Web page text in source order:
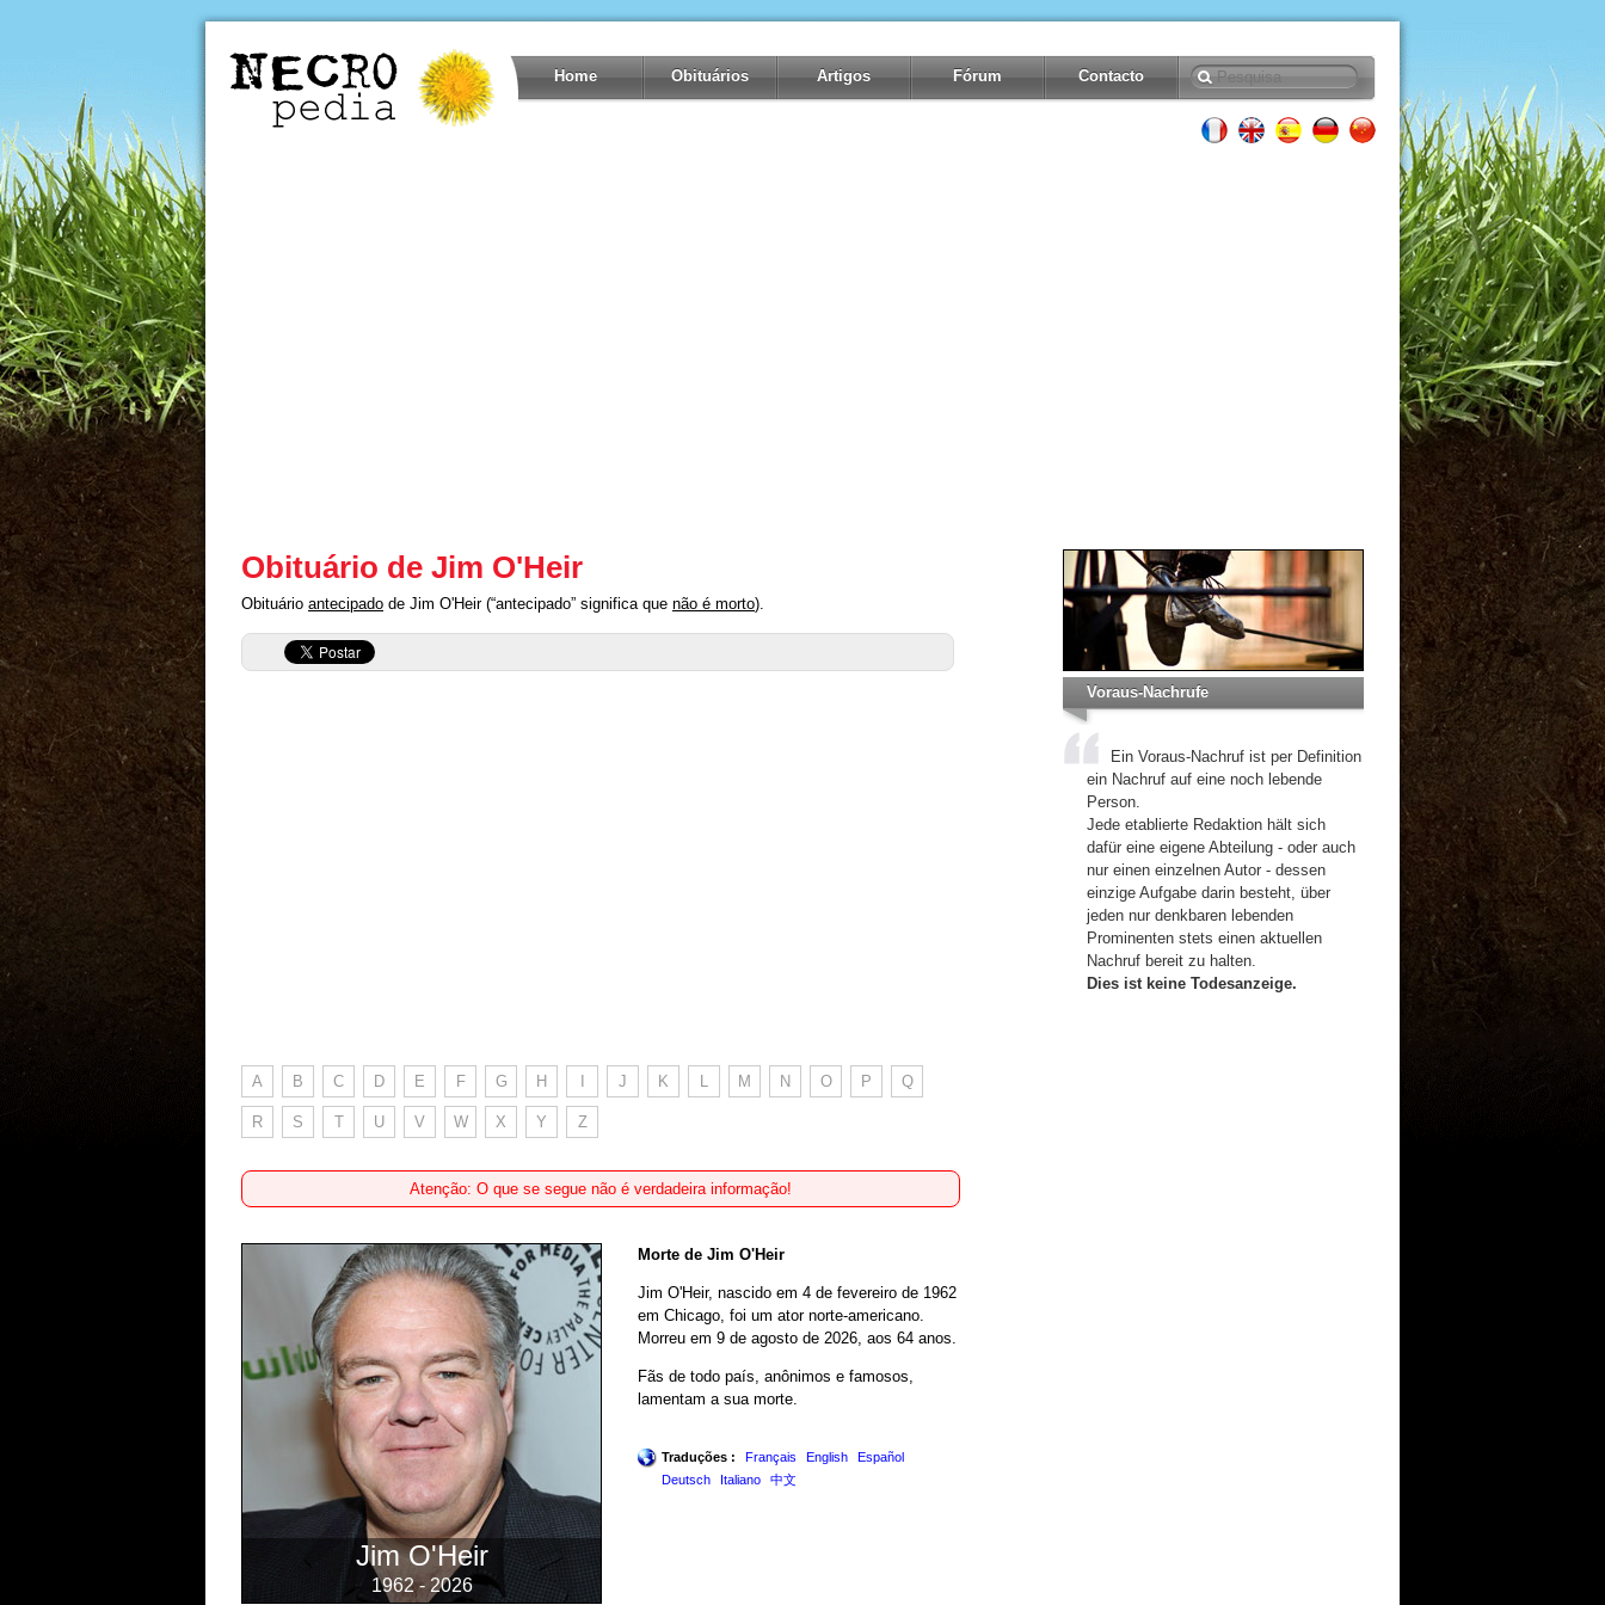
Home Obituários Artigos Fórum Contacto
Obituário de Jim O'Heir
Obituário antecipado de Jim O'Heir (“antecipado” significa que não é morto).
A B C D E F G H J K L M N O P Q
R S T U V W X Y Z
Atenção: O que se segue não é verdadeira informação!
Jim O'Heir
1962 - 2026
Morte de Jim O'Heir
Jim O'Heir, nascido em 4 de fevereiro de 1962
em Chicago, foi um ator norte-americano.
Morreu em 9 de agosto de 2026, aos 64 anos.
Fãs de todo país, anônimos e famosos,
lamentam a sua morte.
Traduções : Français English
Español
Deutsch
Italiano 中文
Voraus-Nachrufe
Ein Voraus-Nachruf ist per Definition
ein Nachruf auf eine noch lebende
Person.
Jede etablierte Redaktion hält sich
dafür eine eigene Abteilung - oder auch
nur einen einzelnen Autor - dessen
einzige Aufgabe darin besteht, über
jeden nur denkbaren lebenden
Prominenten stets einen aktuellen
Nachruf bereit zu halten.
Dies ist keine Todesanzeige.